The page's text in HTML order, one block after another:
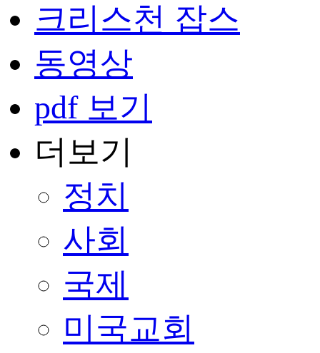
크리스천 잡스
동영상
pdf 보기
더보기
정치
사회
국제
미국교회